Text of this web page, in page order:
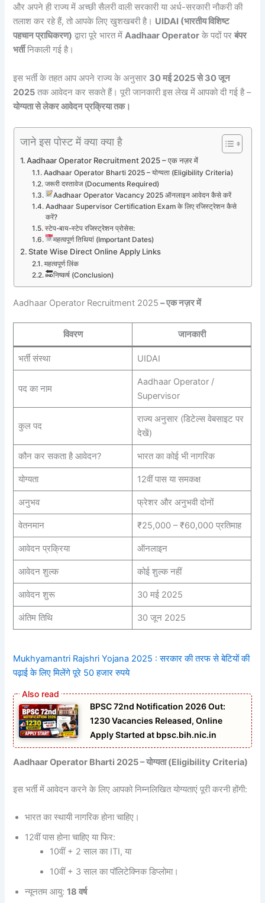
और अपने ही राज्य में अच्छी सैलरी वाली सरकारी या अर्ध-सरकारी नौकरी की
तलाश कर रहे हैं, तो आपके लिए खुशखबरी है। UIDAI (भारतीय विशिष्ट
पहचान प्राधिकरण) द्वारा पूरे भारत मेंAadhaar Operator के पदों परबंपर
भर्तीनिकाली गई है।
इस भर्ती के तहत आप अपने राज्य के अनुसार 30 मई 2025 से 30 जून
2025 तक आवेदन कर सकते हैं। पूरी जानकारी इस लेख में आपको दी गई है –
योग्यता से लेकर आवेदन प्रक्रिया तक।
जाने इस पोस्ट में क्या क्या है
Aadhaar Operator Recruitment 2025 – एक नज़र में
Aadhaar Operator Bharti 2025 – योग्यता (Eligibility Criteria)
जरूरी दस्तावेज (Documents Required)
Aadhaar Operator Vacancy 2025 ऑनलाइन आवेदन कैसे करें
Aadhaar Supervisor Certification Exam के लिए रजिस्ट्रेशन कैसे
करें?
स्टेप-बाय-स्टेप रजिस्ट्रेशन प्रोसेस:
महत्वपूर्ण तिथियां (Important Dates)
State Wise Direct Online Apply Links
महत्वपूर्ण लिंक
निष्कर्ष (Conclusion)
Aadhaar Operator Recruitment 2025 – एक नज़र में
विवरण जानकारी
भर्ती संस्था UIDAI
पद का नाम
Aadhaar Operator /
Supervisor
कुल पद
राज्य अनुसार (डिटेल्स वेबसाइट पर
देखें)
कौन कर सकता है आवेदन? भारत का कोई भी नागरिक
योग्यता 12वीं पास या समकक्ष
अनुभव फ्रेशर और अनुभवी दोनों
वेतनमान ₹25,000 – ₹60,000 प्रतिमाह
आवेदन प्रक्रिया ऑनलाइन
आवेदन शुल्क कोई शुल्क नहीं
आवेदन शुरू 30 मई 2025
अंतिम तिथि 30 जून 2025
Mukhyamantri Rajshri Yojana 2025 : सरकार की तरफ से बेटियों की
पढ़ाई के लिए मिलेंगे पूरे 50 हजार रुपये
BPSC 72nd Notification 2026 Out:
1230 Vacancies Released, Online
Apply Started at bpsc.bih.nic.in
Aadhaar Operator Bharti 2025 – योग्यता (Eligibility Criteria)
इस भर्ती में आवेदन करने के लिए आपको निम्नलिखित योग्यताएं पूरी करनी होंगी:
भारत का स्थायी नागरिक होना चाहिए।
12वीं पास होना चाहिए या फिर:
10वीं + 2 साल का ITI, या
10वीं + 3 साल का पॉलिटेक्निक डिप्लोमा।
न्यूनतम आयु:18 वर्ष